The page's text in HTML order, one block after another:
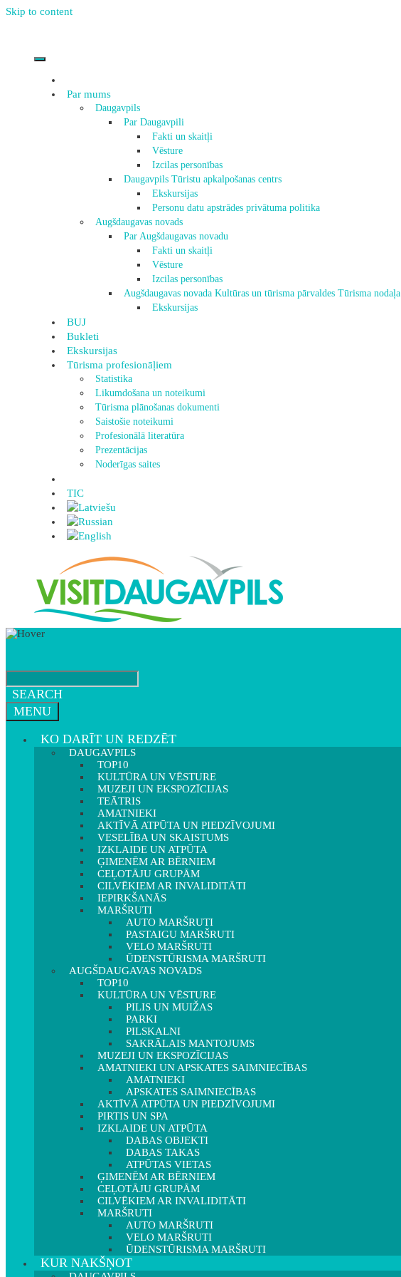
Skip to content
Par mums
Daugavpils
Par Daugavpili
Fakti un skaitļi
Vēsture
Izcilas personības
Daugavpils Tūristu apkalpošanas centrs
Ekskursijas
Personu datu apstrādes privātuma politika
Augšdaugavas novads
Par Augšdaugavas novadu
Fakti un skaitļi
Vēsture
Izcilas personības
Augšdaugavas novada Kultūras un tūrisma pārvaldes Tūrisma nodaļa
Ekskursijas
BUJ
Bukleti
Ekskursijas
Tūrisma profesionāļiem
Statistika
Likumdošana un noteikumi
Tūrisma plānošanas dokumenti
Saistošie noteikumi
Profesionālā literatūra
Prezentācijas
Noderīgas saites
TIC
SEARCH
MENU
KO DARĪT UN REDZĒT
DAUGAVPILS
TOP10
KULTŪRA UN VĒSTURE
MUZEJI UN EKSPOZĪCIJAS
TEĀTRIS
AMATNIEKI
AKTĪVĀ ATPŪTA UN PIEDZĪVOJUMI
VESELĪBA UN SKAISTUMS
IZKLAIDE UN ATPŪTA
ĢIMENĒM AR BĒRNIEM
CEĻOTĀJU GRUPĀM
CILVĒKIEM AR INVALIDITĀTI
IEPIRKŠANĀS
MARŠRUTI
AUTO MARŠRUTI
PASTAIGU MARŠRUTI
VELO MARŠRUTI
ŪDENSTŪRISMA MARŠRUTI
AUGŠDAUGAVAS NOVADS
TOP10
KULTŪRA UN VĒSTURE
PILIS UN MUIŽAS
PARKI
PILSKALNI
SAKRĀLAIS MANTOJUMS
MUZEJI UN EKSPOZĪCIJAS
AMATNIEKI UN APSKATES SAIMNIECĪBAS
AMATNIEKI
APSKATES SAIMNIECĪBAS
AKTĪVĀ ATPŪTA UN PIEDZĪVOJUMI
PIRTIS UN SPA
IZKLAIDE UN ATPŪTA
DABAS OBJEKTI
DABAS TAKAS
ATPŪTAS VIETAS
ĢIMENĒM AR BĒRNIEM
CEĻOTĀJU GRUPĀM
CILVĒKIEM AR INVALIDITĀTI
MARŠRUTI
AUTO MARŠRUTI
VELO MARŠRUTI
ŪDENSTŪRISMA MARŠRUTI
KUR NAKŠŅOT